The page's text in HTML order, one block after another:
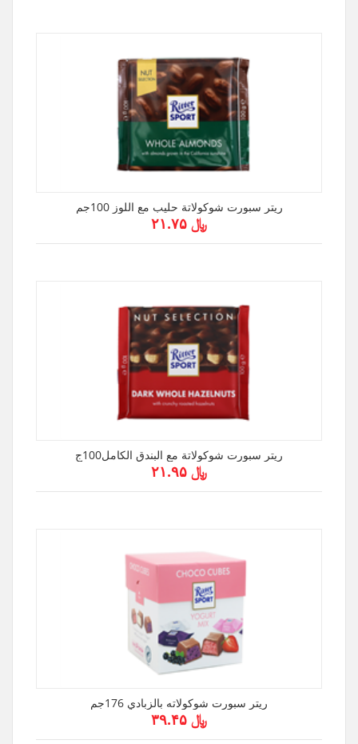
ريتر سبورت شوكولاتة حليب مع اللوز 100جم
﷼ ۲۱.۷۵
ريتر سبورت شوكولاتة مع البندق الكامل100ج
﷼ ۲۱.۹۵
ريتر سبورت شوكولاته بالزبادي 176جم
﷼ ۳۹.۴۵